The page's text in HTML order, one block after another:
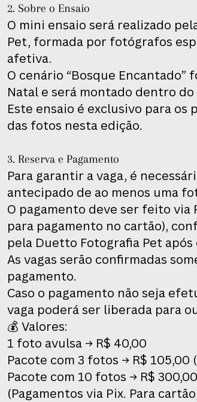
2. Sobre o Ensaio
O mini ensaio será realizado
Pet, formada por fotógrafos
afetiva.
O cenário “Bosque
Natal e será montado dentro do
Este ensaio é exclusivo para
das fotos nesta edição.
3. Reserva e Pagamento
Para garantir a vaga, é
antecipado de ao menos uma
O pagamento deve ser feito via
para pagamento no cartão),
pela Duetto Fotografia Pet
As vagas serão confirmadas
pagamento.
Caso o pagamento não seja
vaga poderá ser liberada para
💰 Valores:
1 foto avulsa → R$ 40,00
Pacote com 3 fotos → R$ 105,00
Pacote com 10 fotos → R$
(Pagamentos via Pix. Para